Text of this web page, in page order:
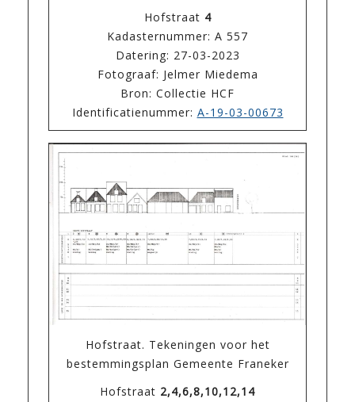
Hofstraat 4
Kadasternummer: A 557
Datering: 27-03-2023
Fotograaf: Jelmer Miedema
Bron: Collectie HCF
Identificatienummer: A-19-03-00673
Hofstraat. Tekeningen voor het
bestemmingsplan Gemeente Franeker
Hofstraat 2,4,6,8,10,12,14